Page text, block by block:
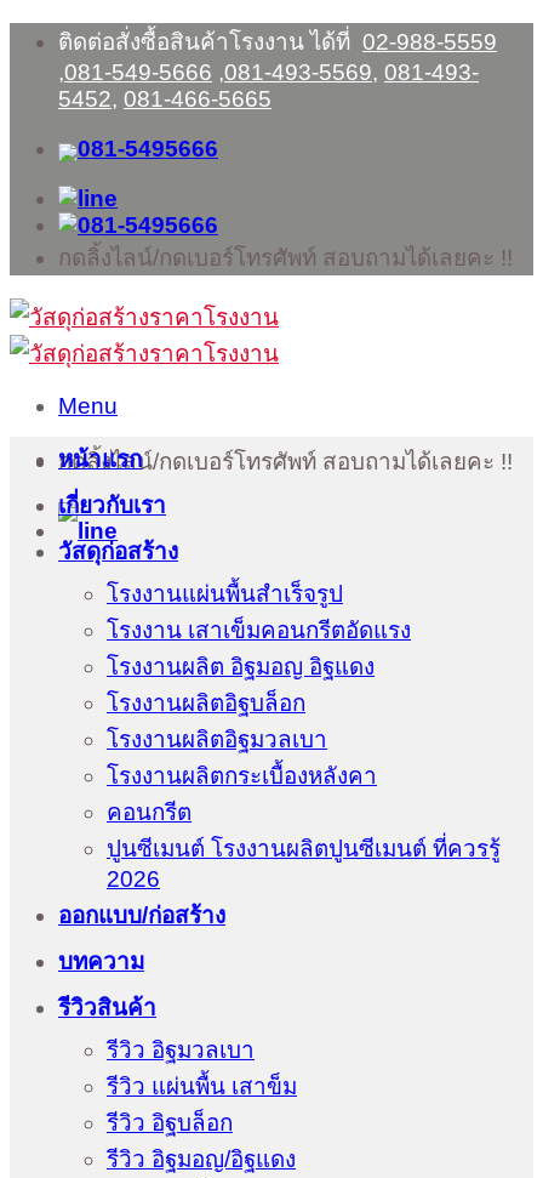
Skip
content
ติดต่อสั่งซื้อสินค้าโรงงาน ได้ที่ 02-988-5559
,081-549-5666 ,081-493-5569, 081-493-
5452, 081-466-5665
กดลิ้งไลน์/กดเบอร์โทรศัพท์ สอบถามได้เลยคะ !!
Menu
กดลิ้งไลน์/กดเบอร์โทรศัพท์ สอบถามได้เลยคะ !!
หน้าแรก
เกี่ยวกับเรา
วัสดุก่อสร้าง
โรงงานแผ่นพื้นสำเร็จรูป
โรงงาน เสาเข็มคอนกรีตอัดแรง
โรงงานผลิต อิฐมอญ อิฐแดง
โรงงานผลิตอิฐบล็อก
โรงงานผลิตอิฐมวลเบา
โรงงานผลิตกระเบื้องหลังคา
คอนกรีต
ปูนซีเมนต์ โรงงานผลิตปูนซีเมนต์ ที่ควรรู้
2026
ออกแบบ/ก่อสร้าง
บทความ
รีวิวสินค้า
รีวิว อิฐมวลเบา
รีวิว แผ่นพื้น เสาข็ม
รีวิว อิฐบล็อก
รีวิว อิฐมอญ/อิฐแดง